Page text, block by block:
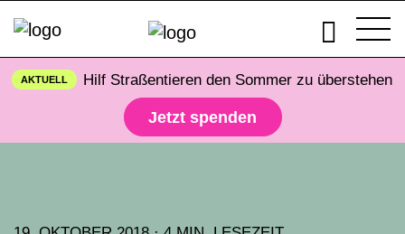
AKTUELL Hilf Straßentieren den Sommer zu überstehen
Jetzt spenden